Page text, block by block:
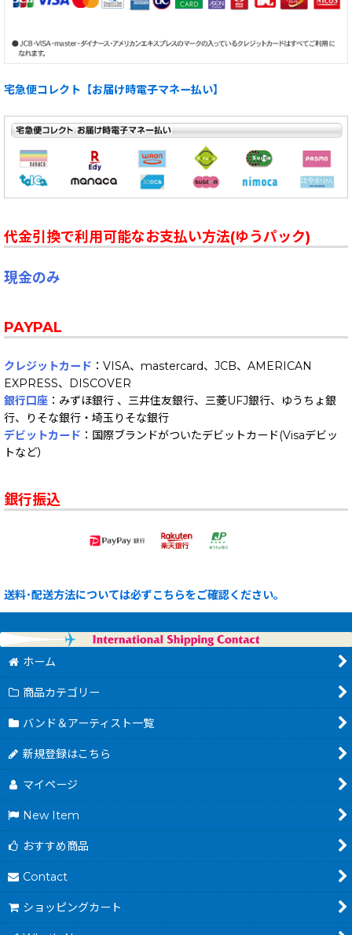
宅急便コレクト【お届け時電子マネー払い】
代金引換で利用可能なお支払い方法(ゆうパック)
現金のみ
PAYPAL
クレジットカード ：VISA、mastercard、JCB、AMERICAN
EXPRESS、DISCOVER
銀行口座 ：みずほ銀行 、三井住友銀行、三菱UFJ銀行、ゆうちょ銀
行、りそな銀行・埼玉りそな銀行
デビットカード ：国際ブランドがついたデビットカード(Visaデビッ
トなど）
銀行振込
送料･配送方法については必ずこちらをご確認ください。
ホーム
商品カテゴリー
バンド＆アーティスト一覧
新規登録はこちら
マイページ
New Item
おすすめ商品
Contact
ショッピングカート